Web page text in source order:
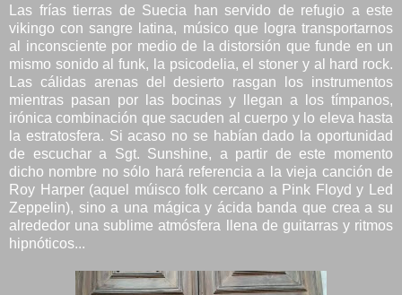
Las frías tierras de Suecia han servido de refugio a este
vikingo con sangre latina, músico que logra transportarnos
al inconsciente por medio de la distorsión que funde en un
mismo sonido al funk, la psicodelia, el stoner y al hard rock.
Las cálidas arenas del desierto rasgan los instrumentos
mientras pasan por las bocinas y llegan a los tímpanos,
irónica combinación que sacuden al cuerpo y lo eleva hasta
la estratosfera. Si acaso no se habían dado la oportunidad
de escuchar a Sgt. Sunshine, a partir de este momento
dicho nombre no sólo hará referencia a la vieja canción de
Roy Harper (aquel múisco folk cercano a Pink Floyd y Led
Zeppelin), sino a una mágica y ácida banda que crea a su
alrededor una sublime atmósfera llena de guitarras y ritmos
hipnóticos...